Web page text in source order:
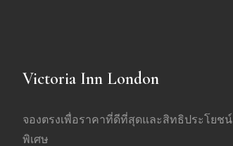
Victoria Inn London
จองตรงเพื่อราคาที่ดีที่สุดและสิทธิประโยชน์
พิเศษ